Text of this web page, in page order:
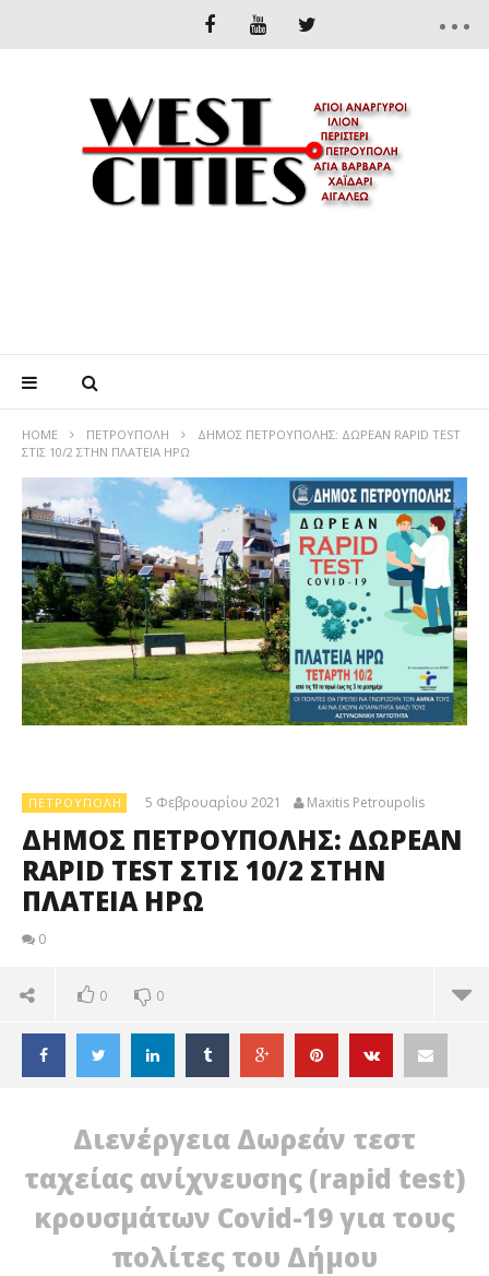
HOME ΠΕΤΡΟΎΠΟΛΗ
ΔΗΜΟΣ ΠΕΤΡΟΥΠΟΛΗΣ: ΔΩΡΕΑΝ RAPID TEST
ΣΤΙΣ 10/2 ΣΤΗΝ ΠΛΑΤΕΙΑ ΗΡΩ
ΠΕΤΡΟΎΠΟΛΗ 5 Φεβρουαρίου 2021 Maxitis Petroupolis
ΔΗΜΟΣ ΠΕΤΡΟΥΠΟΛΗΣ: ΔΩΡΕΑΝ
RAPID TEST ΣΤΙΣ 10/2 ΣΤΗΝ
ΠΛΑΤΕΙΑ ΗΡΩ
0
0 0
Διενέργεια Δωρεάν τεστ
ταχείας ανίχνευσης (rapid test)
κρουσμάτων Covid-19 για τους
πολίτες του Δήμου